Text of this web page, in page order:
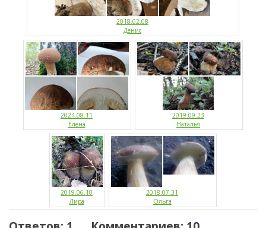
2018.02.08
Денис
2024.08.11
Елена
2019.09.23
Наталья
2019.06.10
Лира
2018.07.31
Ольга